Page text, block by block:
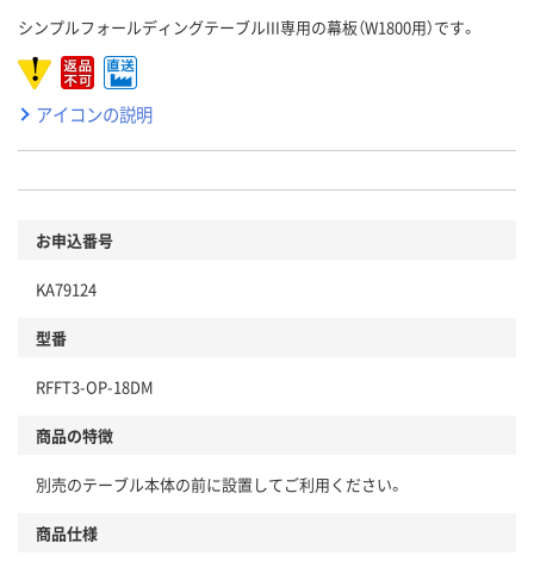
シンプルフォールディングテーブルIII専用の幕板（W1800用）です。
アイコンの説明
お申込番号
KA79124
型番
RFFT3-OP-18DM
商品の特徴
別売のテーブル本体の前に設置してご利用ください。
商品仕様